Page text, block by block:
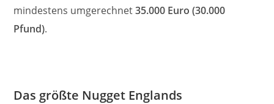
mindestens umgerechnet35.000 Euro (30.000
Pfund).
Das größte Nugget Englands